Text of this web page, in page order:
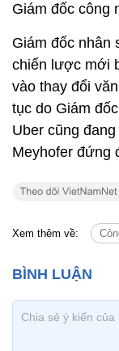
Giám đốc công
Giám đốc nhân
chiến lược mới
vào thay đổi
tục do Giám
Uber cũng
Meyhofer đứng
Xem thêm về: